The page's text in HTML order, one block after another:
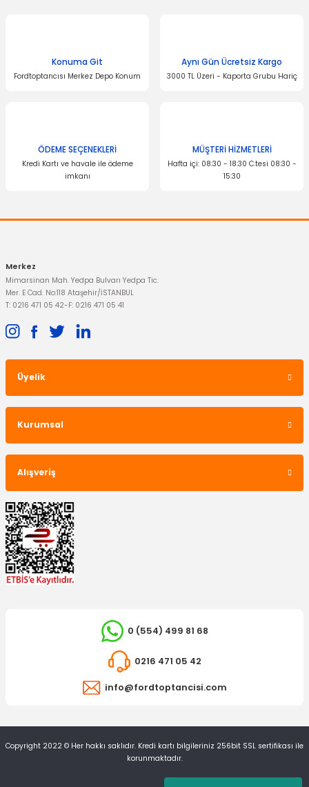
Konuma Git
Fordtoptancısı Merkez Depo Konum
Aynı Gün Ücretsiz Kargo
3000 TL Üzeri - Kaporta Grubu Hariç
ÖDEME SEÇENEKLERİ
Kredi Kartı ve havale ile ödeme
imkanı
MÜŞTERİ HİZMETLERİ
Hafta içi: 08:30 - 18:30 C.tesi 08:30 -
15:30
Merkez
Mimarsinan Mah. Yedpa Bulvarı Yedpa Tic.
Mer. E Cad. No:118 Ataşehir/İSTANBUL
T: 0216 471 05 42-F: 0216 471 05 41
Üyelik
Kurumsal
Alışveriş
0 (554) 499 81 68
0216 471 05 42
info@fordtoptancisi.com
Copyright 2022 © Her hakkı saklıdır. Kredi kartı bilgileriniz 256bit SSL sertifikası ile
korunmaktadır.